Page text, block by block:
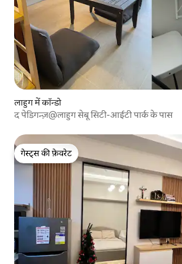
लाहुग में कॉन्डो
द पेडिगन्ज़@लाहुग सेबू सिटी-आईटी पार्क के पास
गेस्ट्स की फ़ेवरेट
गेस्ट्स की फ़ेवरेट